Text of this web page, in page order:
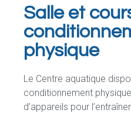
Salle et
physique
Le Centre aquatique
conditionnement
d’appareils pour